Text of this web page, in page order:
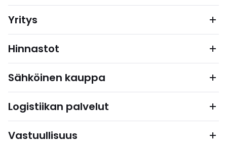
Yritys
Hinnastot
Sähköinen kauppa
Logistiikan palvelut
Vastuullisuus